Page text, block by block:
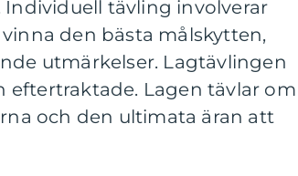
tävling involverar
den bästa målskytten,
utmärkelser. Lagtävlingen
eftertraktade. Lagen tävlar om
och den ultimata äran att